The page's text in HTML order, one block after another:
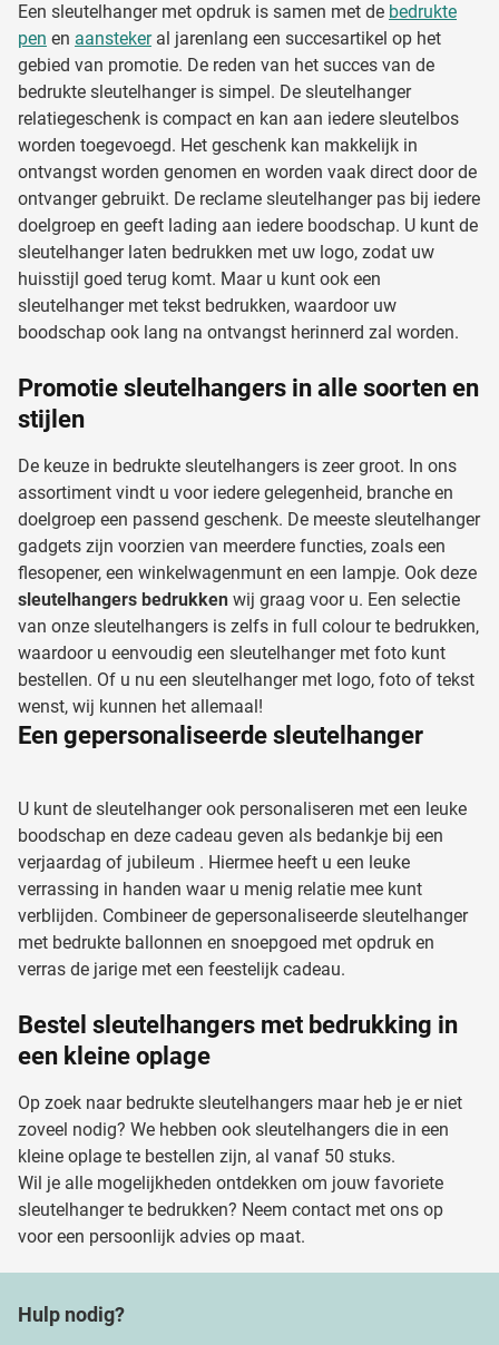
Een sleutelhanger met opdruk is samen met de bedrukte
pen en aanstekeral jarenlang een succesartikel op het
gebied van promotie. De reden van het succes van de
bedrukte sleutelhanger is simpel. De sleutelhanger
relatiegeschenk is compact en kan aan iedere sleutelbos
worden toegevoegd. Het geschenk kan makkelijk in
ontvangst worden genomen en worden vaak direct door de
ontvanger gebruikt. De reclame sleutelhanger pas bij iedere
doelgroep en geeft lading aan iedere boodschap. U kunt de
sleutelhanger laten bedrukken met uw logo, zodat uw
huisstijl goed terug komt. Maar u kunt ook een
sleutelhanger met tekst bedrukken, waardoor uw
boodschap ook lang na ontvangst herinnerd zal worden.
Promotie sleutelhangers in alle soorten en
stijlen
De keuze in bedrukte sleutelhangers is zeer groot. In ons
assortiment vindt u voor iedere gelegenheid, branche en
doelgroep een passend geschenk. De meeste sleutelhanger
gadgets zijn voorzien van meerdere functies, zoals een
flesopener, een winkelwagenmunt en een lampje. Ook deze
sleutelhangers bedrukken wij graag voor u. Een selectie
van onze sleutelhangers is zelfs in full colour te bedrukken,
waardoor u eenvoudig een sleutelhanger met foto kunt
bestellen. Of u nu een sleutelhanger met logo, foto of tekst
wenst, wij kunnen het allemaal!
Een gepersonaliseerde sleutelhanger
U kunt de sleutelhanger ook personaliseren met een leuke
boodschap en deze cadeau geven als bedankje bij een
verjaardag of jubileum . Hiermee heeft u een leuke
verrassing in handen waar u menig relatie mee kunt
verblijden. Combineer de gepersonaliseerde sleutelhanger
met bedrukte ballonnen en snoepgoed met opdruk en
verras de jarige met een feestelijk cadeau.
Bestel sleutelhangers met bedrukking in
een kleine oplage
Op zoek naar bedrukte sleutelhangers maar heb je er niet
zoveel nodig? We hebben ook sleutelhangers die in een
kleine oplage te bestellen zijn, al vanaf 50 stuks.
Wil je alle mogelijkheden ontdekken om jouw favoriete
sleutelhanger te bedrukken? Neem contact met ons op
voor een persoonlijk advies op maat.
Hulp nodig?